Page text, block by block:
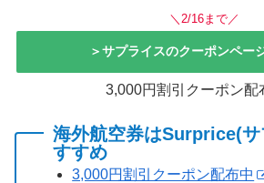
＼2/16まで／
＞サプライスのクーポンペー
3,000円割引クーポン配
海外航空券はSurprice(
すすめ
3,000円割引クーポン配布中